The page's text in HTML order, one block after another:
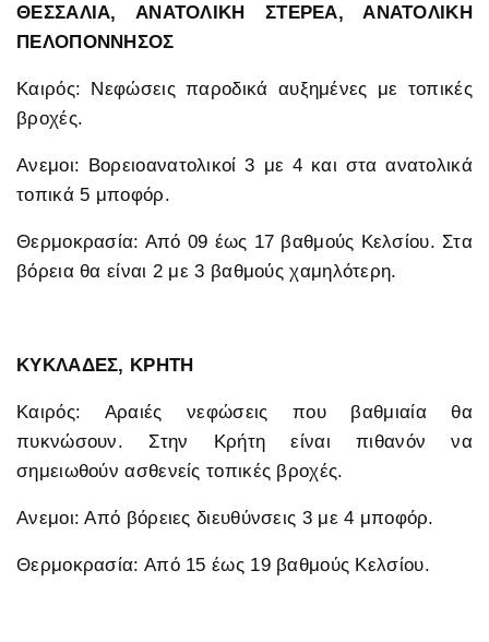
ΘΕΣΣΑΛΙΑ, ΑΝΑΤΟΛΙΚΗ ΣΤΕΡΕΑ, ΑΝΑΤΟΛΙΚΗ
ΠΕΛΟΠΟΝΝΗΣΟΣ
Καιρός: Νεφώσεις παροδικά αυξημένες με τοπικές
βροχές.
Ανεμοι: Βορειοανατολικοί 3 με 4 και στα ανατολικά
τοπικά 5 μποφόρ.
Θερμοκρασία: Από 09 έως 17 βαθμούς Κελσίου. Στα
βόρεια θα είναι 2 με 3 βαθμούς χαμηλότερη.
ΚΥΚΛΑΔΕΣ, ΚΡΗΤΗ
Καιρός: Αραιές νεφώσεις που βαθμιαία θα
πυκνώσουν. Στην Κρήτη είναι πιθανόν να
σημειωθούν ασθενείς τοπικές βροχές.
Ανεμοι: Από βόρειες διευθύνσεις 3 με 4 μποφόρ.
Θερμοκρασία: Από 15 έως 19 βαθμούς Κελσίου.